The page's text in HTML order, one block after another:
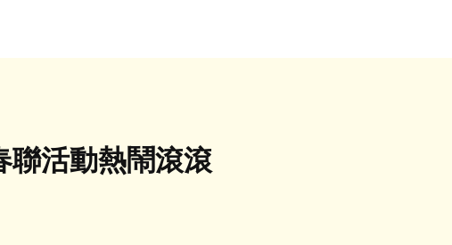
聯活動熱鬧滾滾